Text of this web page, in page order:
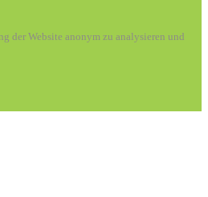
der Website anonym zu analysieren und